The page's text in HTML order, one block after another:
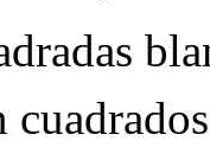
cuadrados